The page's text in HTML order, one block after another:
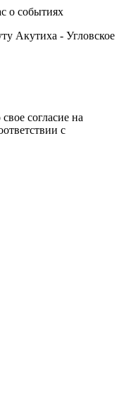
о событиях
Акутиха - Угловское
согласие на
с